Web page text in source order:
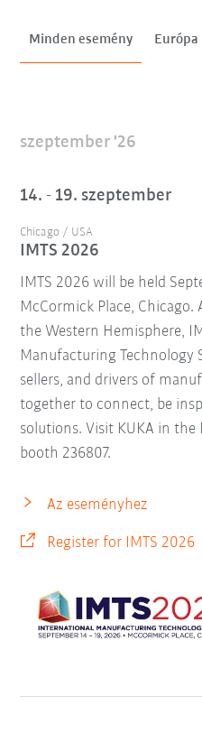
Minden esemény Európa
szeptember '26
14. - 19. szeptember
Chicago / USA
IMTS 2026
IMTS 2026 will be held
McCormick Place,
the Western Hemisphere,
Manufacturing Technology
sellers, and drivers of
together to connect, be
solutions. Visit KUKA in the
booth 236807.
Az eseményhez
Register for IMTS 2026